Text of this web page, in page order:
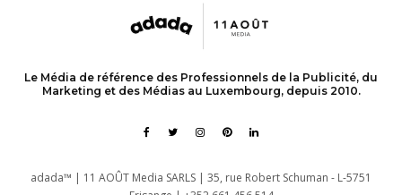
Le Média de référence des Professionnels de la Publicité, du
Marketing et des Médias au Luxembourg, depuis 2010.
adada™ | 11 AOÛT Media SARLS | 35, rue Robert Schuman - L-5751